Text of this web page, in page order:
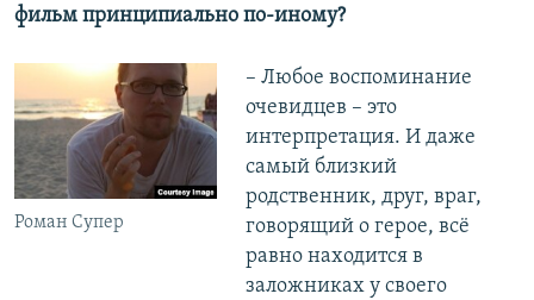
фильм принципиально по-иному?
Роман Супер
– Любое воспоминание
очевидцев – это
интерпретация. И даже
самый близкий
родственник, друг, враг,
говорящий о герое, всё
равно находится в
заложниках у своего